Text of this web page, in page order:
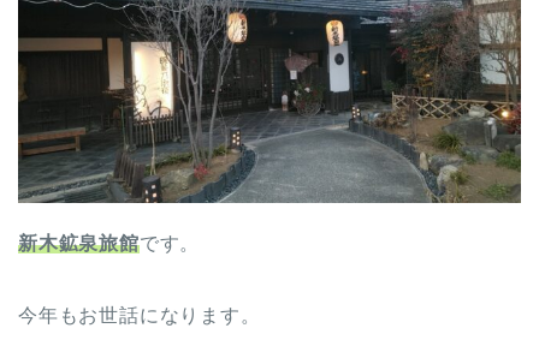
新木鉱泉旅館です。
今年もお世話になります。